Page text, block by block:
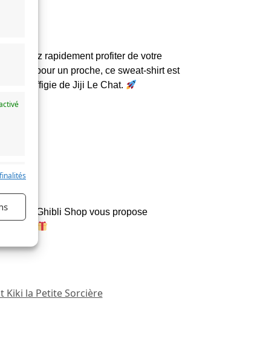
pourrez rapidement profiter de votre
pour un proche, ce sweat-shirt est
à l’effigie de Jiji Le Chat.
Kiki. Ghibli Shop vous propose
!
Kiki la Petite Sorcière